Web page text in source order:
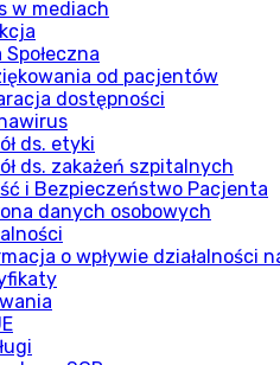
w mediach
Społeczna
od pacjentów
dostępności
ds. etyki
ds. zakażeń szpitalnych
i Bezpieczeństwo Pacjenta
danych osobowych
o wpływie działalności